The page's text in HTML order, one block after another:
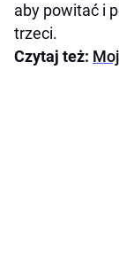
aby powitać i
trzeci.
Czytaj też: